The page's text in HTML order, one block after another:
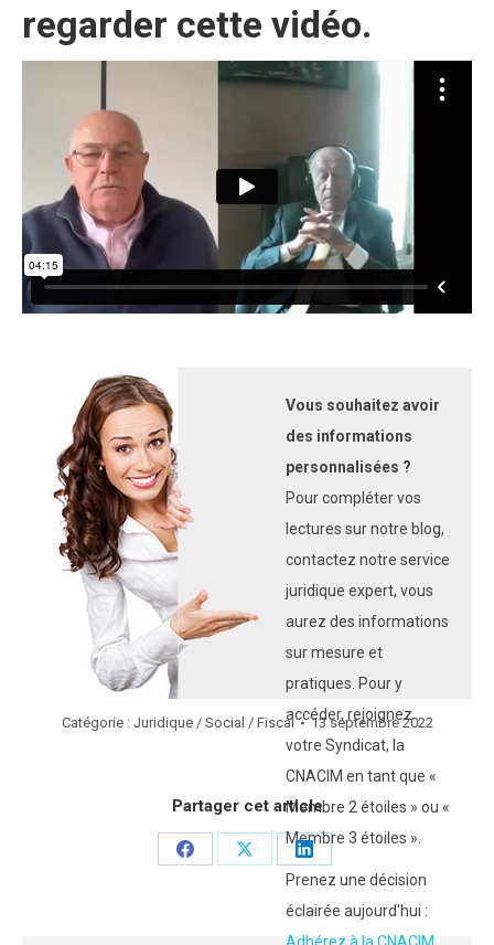
regarder cette vidéo.
Vous souhaitez avoir
des informations
personnalisées ?
Pour compléter vos
lectures sur notre blog,
contactez notre service
juridique expert, vous
aurez des informations
sur mesure et
pratiques. Pour y
accéder, rejoignez
votre Syndicat, la
CNACIM en tant que «
Membre 2 étoiles » ou «
Membre 3 étoiles ».
Prenez une décision
éclairée aujourd'hui :
Catégorie : Juridique / Social / Fiscal 13 septembre 2022
Partager cet article
PartagerPartagerPartager
LinkedIn